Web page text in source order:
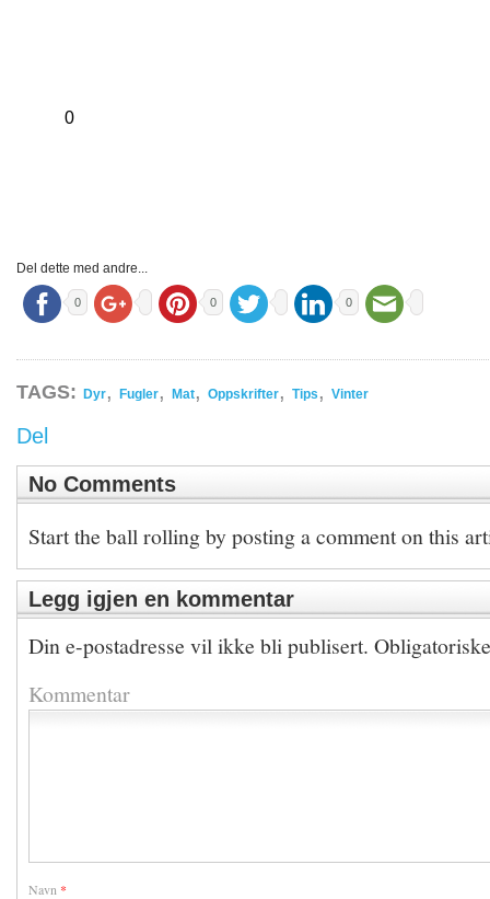
0
Del dette med andre...
0 0 0
TAGS: Dyr, Fugler, Mat, Oppskrifter, Tips , Vinter
Del
No Comments
Start the ball rolling by posting a comment on this
Legg igjen en kommentar
Din e-postadresse vil ikke bli publisert.
Kommentar
Navn *